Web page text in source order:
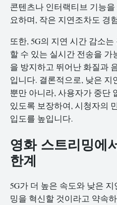
콘텐츠나 인터랙티브 기능
요하며, 작은 지연조차도 경
또한, 5G의 지연 시간 감소
할 수 있는 실시간 전송을 가
을 방지하고 뛰어난 화질과
입니다. 결론적으로, 낮은
뿐만 아니라, 사용자가 중단
있도록 보장하여, 시청자의
입도를 높입니다.
영화 스트리밍에
한계
5G가 더 높은 속도와 낮은
밍을 혁신할 것이라고 약속